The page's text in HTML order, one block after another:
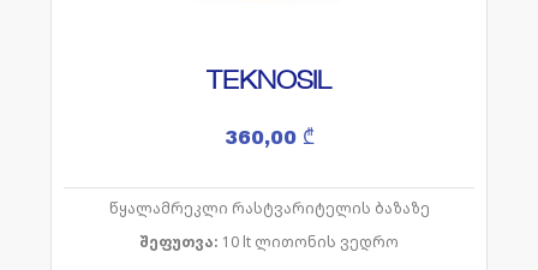
TEKNOSIL
360,00 ₾
წყალამრეკლი რასტვარიტელის ბაზაზე
შეფუთვა: 10 lt ლითონის ვედრო